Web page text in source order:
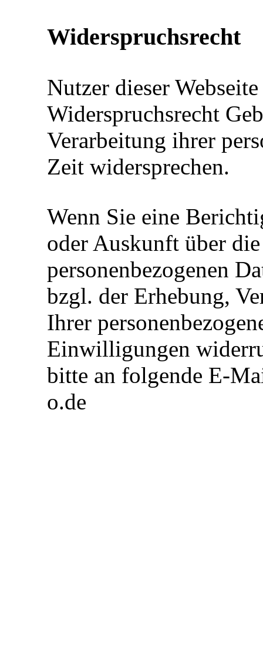
Widerspruchsrecht
Nutzer dieser
Widerspruchsrecht
Verarbeitung ihrer
Zeit widersprechen.
Wenn Sie eine
oder Auskunft über
personenbezogenen
bzgl. der Erhebung,
Ihrer
Einwilligungen
bitte an folgende E-
o.de